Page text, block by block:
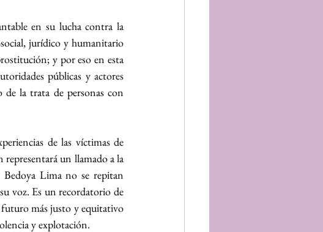
en su lucha contra la
jurídico y humanitario
y por eso en esta
públicas y actores
de la trata de personas con
de las víctimas de
un llamado a la
Lima no se repitan
voz. Es un recordatorio de
más justo y equitativo
y explotación.